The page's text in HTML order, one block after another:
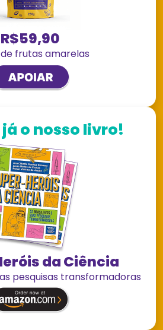
R$59,90
frutas amarelas
o nosso livro!
da Ciência
pesquisas transformadoras